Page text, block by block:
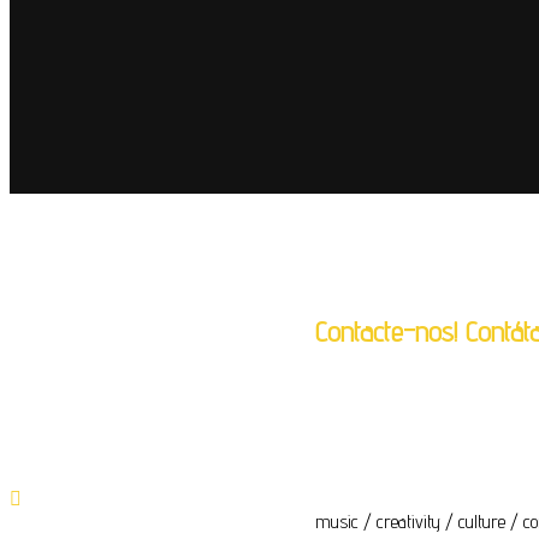
Contacte-nos!
music / creativity / culture /